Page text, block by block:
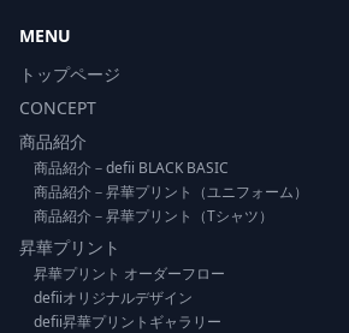
MENU
トップページ
CONCEPT
商品紹介
商品紹介－defii BLACK BASIC
商品紹介－昇華プリント（ユニフォーム）
商品紹介－昇華プリント（Tシャツ）
昇華プリント
昇華プリント オーダーフロー
defiiオリジナルデザイン
defii昇華プリントギャラリー